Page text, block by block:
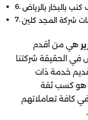
بالبخار بالرياض
شركة المجد كلين
هي من أقدم
في الحقيقة شركتنا
خدمة ذات
هو كسب ثقة
في كافة تعاملاتهم